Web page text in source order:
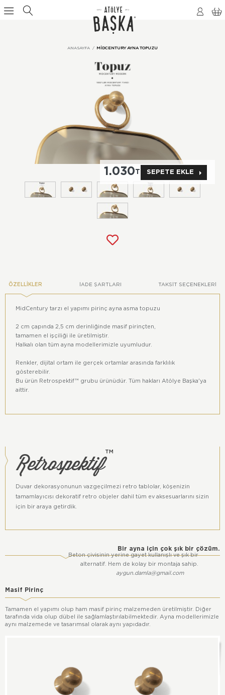
ANASAYFA MIDCENTURY AYNA TOPUZU
1.030TL SEPETE EKLE
ÖZELLIKLER İADE ŞARTLARI TAKSIT SEÇENEKLERI
MidCentury tarzı el yapımı pirinç ayna asma topuzu
2 cm çapında 2,5 cm derinliğinde masif pirinçten,
tamamen el işçiliği ile üretilmiştir.
Halkalı olan tüm ayna modellerimizle uyumludur.
Renkler, dijital ortam ile gerçek ortamlar arasında farklılık
gösterebilir.
Bu ürün Retrospektif™ grubu ürünüdür. Tüm hakları Atölye Başka'ya
aittir.
Retrospektif™
Duvar dekorasyonunun vazgeçilmezi retro tablolar, köşenizin
tamamlayıcısı dekoratif retro objeler dahil tüm ev aksesuarlarını sizin
için bir araya getirdik.
Bir ayna için çok şık bir çözüm.
Beton çivisinin yerine gayet kullanışlı ve şık bir
alternatif. Hem de kolay bir montaja sahip.
aygun.damla@gmail.com
Masif Pirinç
Tamamen el yapımı olup ham masif pirinç malzemeden üretilmiştir. Diğer
tarafında vida olup dübel ile sağlamlaştırılabilmektedir. Ayna modellerimizle
aynı malzemede ve tasarımsal olarak aynı yapıdadır.